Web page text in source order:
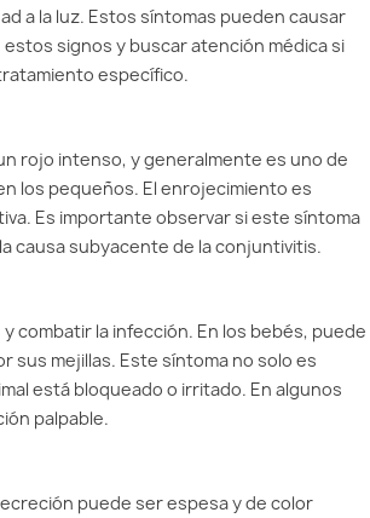
a la luz. Estos síntomas pueden causar
signos y buscar atención médica si
específico.
rojo intenso, y generalmente es uno de
los pequeños. El enrojecimiento es
Es importante observar si este síntoma
causa subyacente de la conjuntivitis.
combatir la infección. En los bebés, puede
mejillas. Este síntoma no solo es
está bloqueado o irritado. En algunos
palpable.
puede ser espesa y de color